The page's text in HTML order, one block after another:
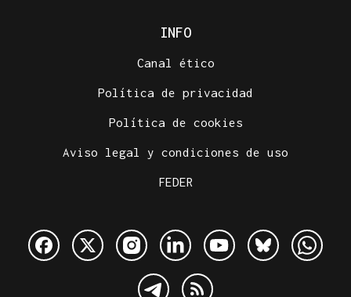
INFO
Canal ético
Política de privacidad
Política de cookies
Aviso legal y condiciones de uso
FEDER